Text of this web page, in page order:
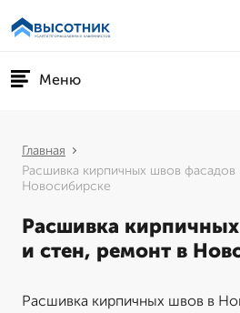
Меню
Главная
Расшивка кирпичных швов
Новосибирске
Расшивка
и стен, ремонт в
Расшивка кирпичных швов в